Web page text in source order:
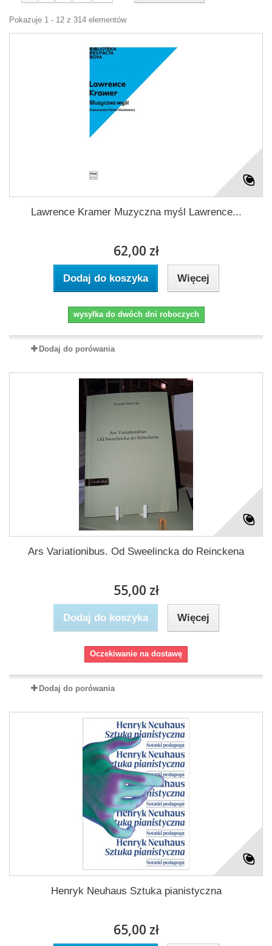
Pokazuje 1 - 12 z 314 elementów
Lawrence Kramer Muzyczna myśl Lawrence...
62,00 zł
Dodaj do koszyka Więcej
wysyłka do dwóch dni roboczych
Dodaj do porówania
Ars Variationibus. Od Sweelincka do Reinckena
55,00 zł
Dodaj do koszyka Więcej
Oczekiwanie na dostawę
Dodaj do porówania
Henryk Neuhaus Sztuka pianistyczna
65,00 zł